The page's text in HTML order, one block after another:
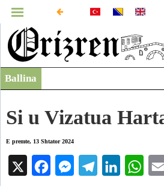
MENUJA
Infografikë
Ballina
Si u Vizatua
E premte, 13 Shtator 2024
Facebook Messenger Telegram LinkedIn